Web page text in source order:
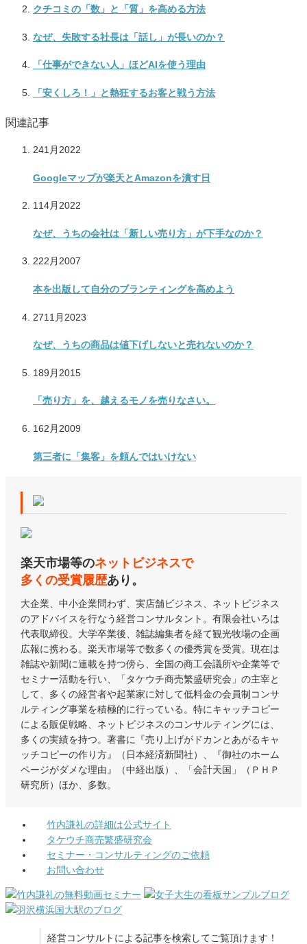
クチコミの「数」と「質」を高める方法
なぜ、失敗する社長は「話し」が長いのか？
「仕事ができない人」ほどAIを使う理由
「安くしろ！」と熱狂するお客と戦う方法
関連記事
241月 2022
Googleマップが楽天とAmazonを潰す日
114月 2022
なぜ、うちの会社は「新しい売り方」が下手なのか？
222月2007
本を出版して自分のブランティングを高めよう
2711月 2023
なぜ、うちの商品は値下げしないと売れないのか？
189月 2015
「売り方」を、越えるモノを売りなさい。
162月 2009
第三者に「集客」を頼んではいけない
楽天市場等のネットビジネスで
多くの受賞履歴あり。
大企業、中小企業問わず、実店舗ビジネス、ネットビジネス
のアドバイスを行なう経営コンサルタント。有限会社いろは
代表取締役。大学卒業後、雑誌編集者を経て観光牧場の企画
広報に携わる。楽天市場等で数多くの優秀賞を受賞。現在は
雑誌や新聞に連載を持つ傍ら、全国の商工会議所や企業等で
セミナー活動を行い、「タケウチ商売繁盛研究会」の主宰と
して、多くの経営者や起業家に対して低料金の会員制コンサ
ルティング事業を積極的に行っている。特にキャッチコピー
による販促戦略、ネットビジネスのコンサルティングには、
多くの実績を持つ。著書に『売り上げがドカンとあがるキャ
ッチコピーの作り方』（日本経済新聞社）、『御社のホーム
ページがダメな理由』（中経出版）、「会計天国」（ＰＨＰ
研究所）ほか、多数。
竹内謙礼の詳細は公式サイト
タケウチ商売繁盛研究会
セミナー・コンサルティングのご依頼
お問い合わせ
経営コンサルトによる記事を検索してご覧頂けます！